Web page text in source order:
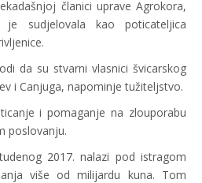
članici uprave Agrokora,
sudjelovala kao poticateljica
da su stvarni vlasnici švicarskog
i Canjuga, napominje tužiteljstvo.
i pomaganje na zlouporabu
poslovanju.
2017. nalazi pod istragom
više od milijardu kuna. Tom